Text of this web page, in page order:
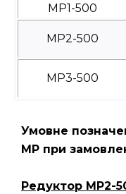
МР1-500
МР2-500
МР3-500
Умовне
МР при
Редуктор МР2-